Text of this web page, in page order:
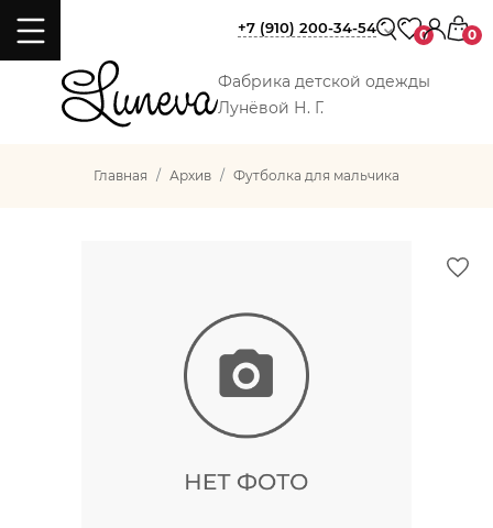
Фабрика детской одежды
Лунёвой Н. Г.
+7 (910) 200-34-54 0 0
Главная Архив Футболка для мальчика